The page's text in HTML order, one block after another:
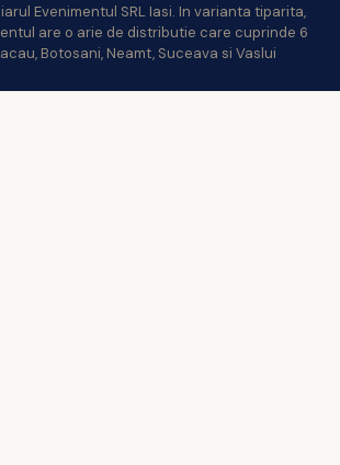
Evenimentul SRL Iasi. In varianta tiparita,
are o arie de distributie care cuprinde 6
Botosani, Neamt, Suceava si Vaslui